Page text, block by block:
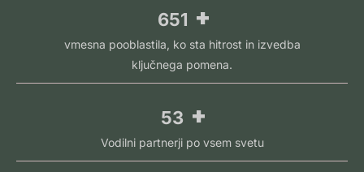
1,000 +
vmesna pooblastila, ko sta hitrost in izvedba
ključnega pomena.
80 +
Vodilni partnerji po vsem svetu